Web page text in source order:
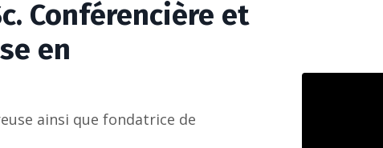
Conférencière et
en
ainsi que fondatrice de